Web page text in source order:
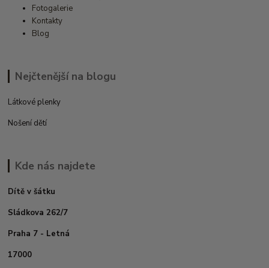
Fotogalerie
Kontakty
Blog
Nejčtenější na blogu
Látkové plenky
Nošení dětí
Kde nás najdete
Dítě v šátku
Sládkova 262/7
Praha 7 - Letná
17000